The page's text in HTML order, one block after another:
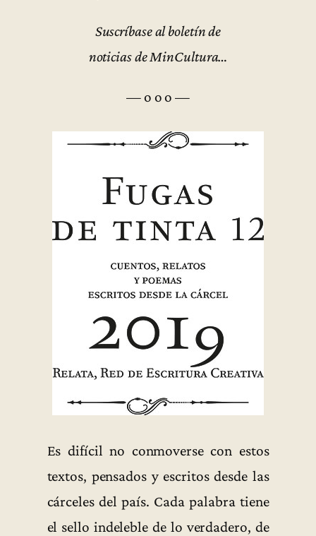
Suscríbase al boletín de
noticias de MinCultura…
— o o o —
Es difícil no conmoverse con estos
textos, pensados y escritos desde las
cárceles del país. Cada palabra tiene
el sello indeleble de lo verdadero, de